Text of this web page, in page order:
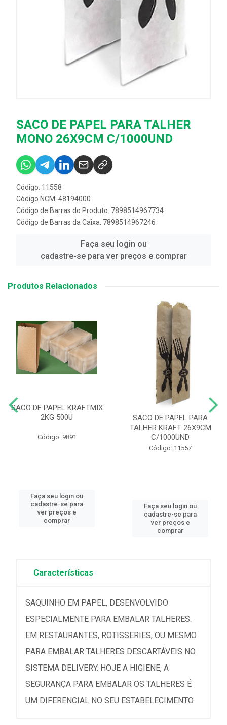
SACO DE PAPEL PARA TALHER
MONO 26X9CM C/1000UND
Código: 11558
Código NCM: 48194000
Código de Barras do Produto: 7898514967734
Código de Barras da Caixa: 7898514967246
Faça seu login ou
cadastre-se para ver preços e comprar
Produtos Relacionados
SACO DE PAPEL KRAFTMIX
2KG 500U
Código: 9891
Faça seu login ou
cadastre-se para
ver preços e
comprar
SACO DE PAPEL PARA
TALHER KRAFT 26X9CM
C/1000UND
Código: 11557
Faça seu login ou
cadastre-se para
ver preços e
comprar
Características
SAQUINHO EM PAPEL, DESENVOLVIDO
ESPECIALMENTE PARA EMBALAR TALHERES.
EM RESTAURANTES, ROTISSERIES, OU MESMO
PARA EMBALAR TALHERES DESCARTÁVEIS NO
SISTEMA DELIVERY. HOJE A HIGIENE, A
SEGURANÇA PARA EMBALAR OS TALHERES É
UM DIFERENCIAL NO SEU ESTABELECIMENTO.